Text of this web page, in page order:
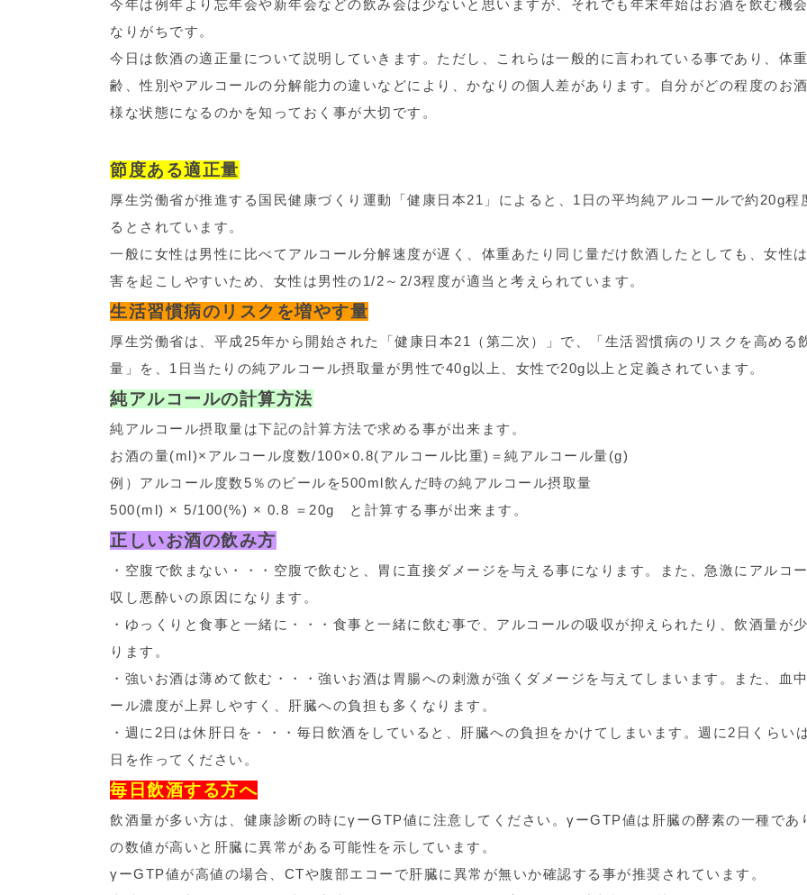
今年は例年より忘年会や新年会などの飲み会は少ないと思いますが、それでも年末年始はお酒を飲む機
なりがちです。
今日は飲酒の適正量について説明していきます。ただし、これらは一般的に言われている事であり、体
齢、性別やアルコールの分解能力の違いなどにより、かなりの個人差があります。自分がどの程度のお
様な状態になるのかを知っておく事が大切です。
節度ある適正量
厚生労働省が推進する国民健康づくり運動「健康日本21」によると、1日の平均純アルコールで約20g程
るとされています。
一般に女性は男性に比べてアルコール分解速度が遅く、体重あたり同じ量だけ飲酒したとしても、女性
害を起こしやすいため、女性は男性の1/2～2/3程度が適当と考えられています。
生活習慣病のリスクを増やす量
厚生労働省は、平成25年から開始された「健康日本21（第二次）」で、「生活習慣病のリスクを高める
量」を、1日当たりの純アルコール摂取量が男性で40g以上、女性で20g以上と定義されています。
純アルコールの計算方法
純アルコール摂取量は下記の計算方法で求める事が出来ます。
お酒の量(ml)×アルコール度数/100×0.8(アルコール比重)＝純アルコール量(g)
例）アルコール度数5％のビールを500ml飲んだ時の純アルコール摂取量
500(ml) × 5/100(%) × 0.8 ＝20g と計算する事が出来ます。
正しいお酒の飲み方
・空腹で飲まない・・・空腹で飲むと、胃に直接ダメージを与える事になります。また、急激にアルコ
収し悪酔いの原因になります。
・ゆっくりと食事と一緒に・・・食事と一緒に飲む事で、アルコールの吸収が抑えられたり、飲酒量が
ります。
・強いお酒は薄めて飲む・・・強いお酒は胃腸への刺激が強くダメージを与えてしまいます。また、血
ール濃度が上昇しやすく、肝臓への負担も多くなります。
・週に2日は休肝日を・・・毎日飲酒をしていると、肝臓への負担をかけてしまいます。週に2日くらい
日を作ってください。
毎日飲酒する方へ
飲酒量が多い方は、健康診断の時にγーGTP値に注意してください。γーGTP値は肝臓の酵素の一種であ
の数値が高いと肝臓に異常がある可能性を示しています。
γーGTP値が高値の場合、CTや腹部エコーで肝臓に異常が無いか確認する事が推奨されています。